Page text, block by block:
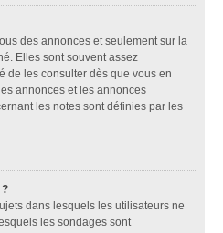
des annonces et seulement sur la
Elles sont souvent assez
de les consulter dès que vous en
annonces et les annonces
les notes sont définies par les
dans lesquels les utilisateurs ne
les sondages sont